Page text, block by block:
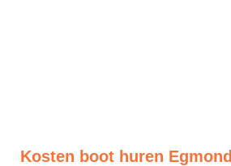
Kosten boot huren